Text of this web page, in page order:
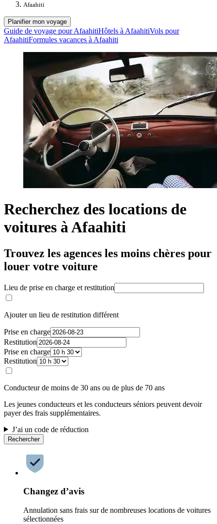
Afaahiti
Planifier mon voyage
Guide de voyage pour AfaahitiHôtels à AfaahitiVols pour
AfaahitiFormules vacances à Afaahiti
Recherchez des locations de
voitures à Afaahiti
Trouvez les agences les moins chères pour
louer votre voiture
Lieu de prise en charge et restitution
Ajouter un lieu de restitution différent
Prise en charge
Restitution
Prise en charge
Restitution
Conducteur de moins de 30 ans ou de plus de 70 ans
Les jeunes conducteurs et les conducteurs séniors peuvent devoir
payer des frais supplémentaires.
J’ai un code de réduction
Rechercher
Changez d’avis
Annulation sans frais sur de nombreuses locations de voitures
sélectionnées